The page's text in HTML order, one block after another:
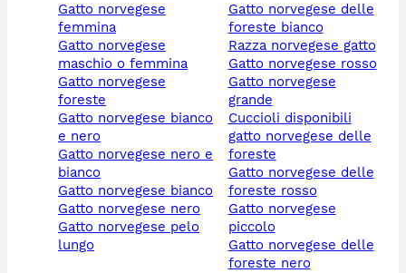
gatto norvegese
femmina
gatto norvegese
maschio o femmina
gatto norvegese
foreste
gatto norvegese bianco
e nero
gatto norvegese nero e
bianco
gatto norvegese bianco
gatto norvegese nero
gatto norvegese pelo
lungo
gatto norvegese delle
foreste bianco
razza norvegese gatto
gatto norvegese rosso
gatto norvegese
grande
cuccioli disponibili
gatto norvegese delle
foreste
gatto norvegese delle
foreste rosso
gatto norvegese
piccolo
gatto norvegese delle
foreste nero